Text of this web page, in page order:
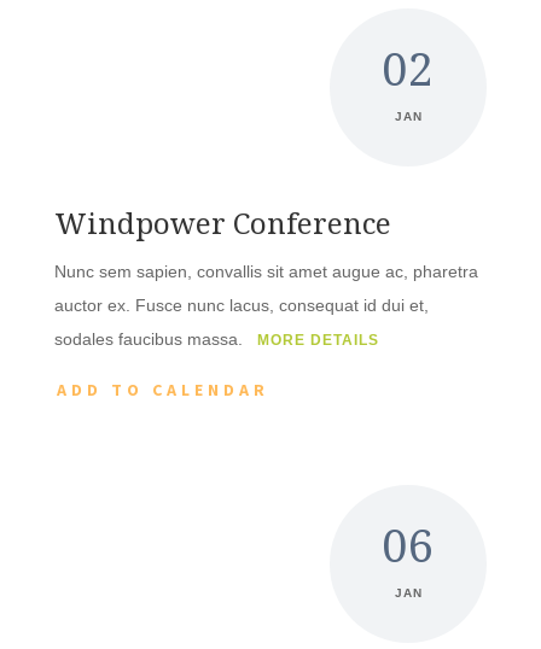
02
JAN
Windpower Conference
Nunc sem sapien, convallis sit amet augue ac, pharetra
auctor ex. Fusce nunc lacus, consequat id dui et,
sodales faucibus massa.
MORE DETAILS
ADD TO CALENDAR
06
JAN